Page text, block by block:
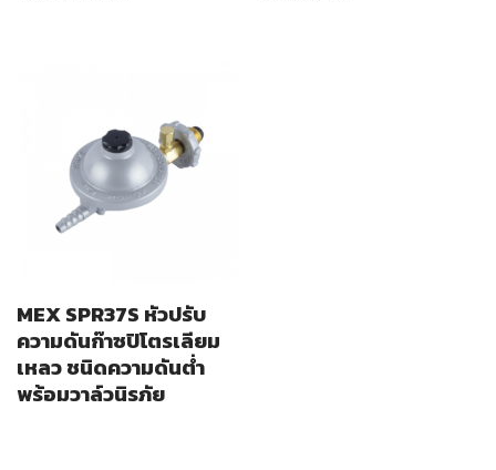
MEX SPR37S หัวปรับ
ความดันก๊าซปิโตรเลียม
เหลว ชนิดความดันต่ำ
พร้อมวาล์วนิรภัย